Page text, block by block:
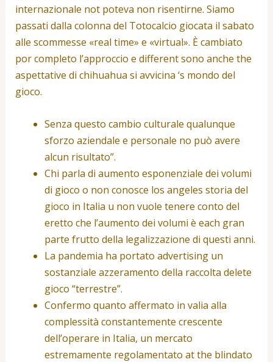
internazionale not poteva non risentirne. Siamo
passati dalla colonna del Totocalcio giocata il sabato
alle scommesse «real time» e «virtual». È cambiato
por completo l’approccio e different sono anche the
aspettative di chihuahua si avvicina ‘s mondo del
gioco.
Senza questo cambio culturale qualunque
sforzo aziendale e personale no può avere
alcun risultato”.
Chi parla di aumento esponenziale dei volumi
di gioco o non conosce los angeles storia del
gioco in Italia u non vuole tenere conto del
eretto che l’aumento dei volumi è each gran
parte frutto della legalizzazione di questi anni.
La pandemia ha portato advertising un
sostanziale azzeramento della raccolta delete
gioco “terrestre”.
Confermo quanto affermato in valia alla
complessità constantemente crescente
dell’operare in Italia, un mercato
estremamente regolamentato at the blindato